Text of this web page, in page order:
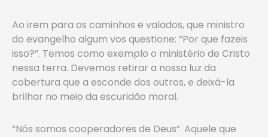
Ao irem para os caminhos e valados, que ministro
do evangelho algum vos questione: “Por que fazeis
isso?”. Temos como exemplo o ministério de Cristo
nessa terra. Devemos retirar a nossa luz da
cobertura que a esconde dos outros, e deixá-la
brilhar no meio da escuridão moral.
“Nós somos cooperadores de Deus”. Aquele que